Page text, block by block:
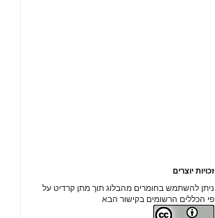
זכויות יוצרים
ניתן להשתמש בחומרים מהבלוג תוך מתן קרדיט על
פי הכללים הרשומים בקישור הבא